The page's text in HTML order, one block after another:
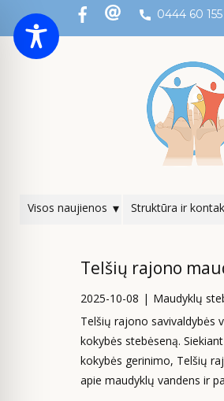
0444 60 155
Visos naujienos Struktūra ir
Telšių rajono
2025-10-08 Maudyklų
Telšių rajono savivaldybės
kokybės stebėseną.
kokybės gerinimo, Telšių
apie maudyklų vandens ir